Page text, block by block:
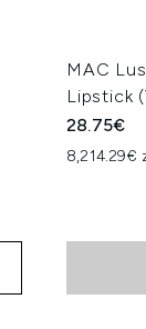
MAC
Lipstick
28.75€
8,214.29€